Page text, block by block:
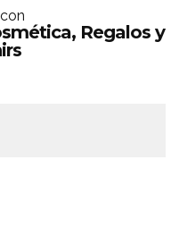
Regalos y